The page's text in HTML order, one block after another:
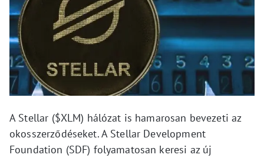
A Stellar ($XLM) hálózat is hamarosan bevezeti az
okosszerződéseket. A Stellar Development
Foundation (SDF) folyamatosan keresi az új